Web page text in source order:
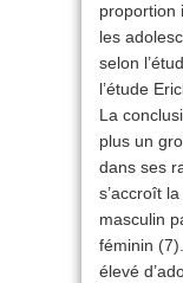
proportion
les
selon
l’étude
La
plus un
dans ses
s’accroît
masculin
féminin
élevé